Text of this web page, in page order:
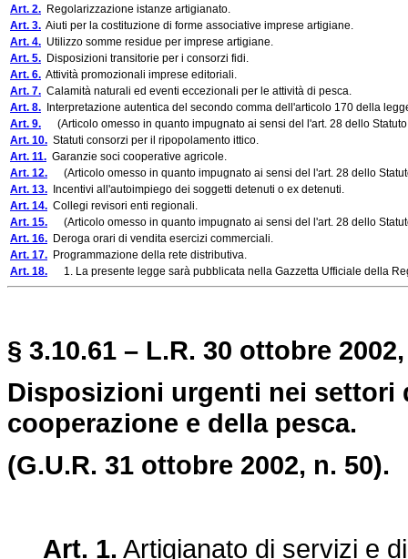
Art. 2. Regolarizzazione istanze artigianato.
Art. 3. Aiuti per la costituzione di forme associative imprese artigiane.
Art. 4. Utilizzo somme residue per imprese artigiane.
Art. 5. Disposizioni transitorie per i consorzi fidi.
Art. 6. Attività promozionali imprese editoriali.
Art. 7. Calamità naturali ed eventi eccezionali per le attività di pesca.
Art. 8. Interpretazione autentica del secondo comma dell'articolo 170 della
Art. 9. (Articolo omesso in quanto impugnato ai sensi del l'art. 28 dello
Art. 10. Statuti consorzi per il ripopolamento ittico.
Art. 11. Garanzie soci cooperative agricole.
Art. 12. (Articolo omesso in quanto impugnato ai sensi del l'art. 28 dello
Art. 13. Incentivi all'autoimpiego dei soggetti detenuti o ex detenuti.
Art. 14. Collegi revisori enti regionali.
Art. 15. (Articolo omesso in quanto impugnato ai sensi del l'art. 28 dello
Art. 16. Deroga orari di vendita esercizi commerciali.
Art. 17. Programmazione della rete distributiva.
Art. 18. 1. La presente legge sarà pubblicata nella Gazzetta Ufficiale della
§ 3.10.61 – L.R. 30 ottobre
Disposizioni urgenti nei settori
cooperazione e della pesca.
(G.U.R. 31 ottobre 2002, n. 50).
Art. 1. Artigianato di servizi e